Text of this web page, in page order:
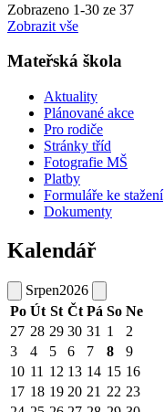
Zobrazeno 1-30 ze 37
Zobrazit vše
Mateřská škola
Aktuality
Plánované akce
Pro rodiče
Stránky tříd
Fotografie MŠ
Platby
Formuláře ke stažení
Dokumenty
Kalendář
Srpen2026
Po Út St Čt Pá So Ne
27 28 29 30 31 1
2
3
4 5 6 7 8
9
10 11 12 13 14 15 16
17 18 19 20 21 22 23